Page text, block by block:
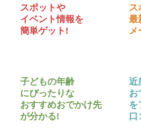
スポットや
イベント情報を
簡単ゲット!
ス
最
メ
子どもの年齢
にぴったりな
おすすめおでかけ先
が分かる!
近
お
を